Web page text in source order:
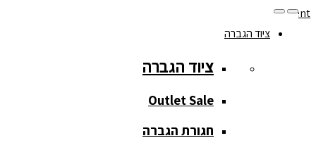
Skip to content
077-208-0290
מעקב הזמנות
ציוד הגברה
ציוד הגברה
Outlet Sale
חגורת הגברה